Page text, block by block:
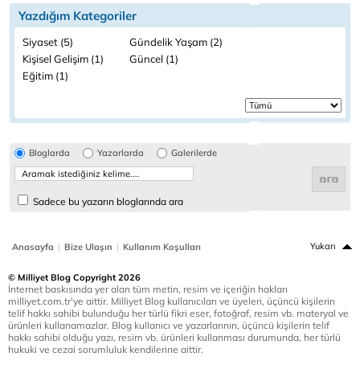
Yazdığım Kategoriler
Siyaset (5)
Gündelik Yaşam (2)
Kişisel Gelişim (1)
Güncel (1)
Eğitim (1)
Bloglarda Yazarlarda Galerilerde
Sadece bu yazarın bloglarında ara
Anasayfa | Bize Ulaşın | Kullanım Koşulları Yukarı
© Milliyet Blog Copyright 2026
İnternet baskısında yer alan tüm metin, resim ve içeriğin hakları
milliyet.com.tr'ye aittir. Milliyet Blog kullanıcıları ve üyeleri, üçüncü kişilerin
telif hakkı sahibi bulunduğu her türlü fikri eser, fotoğraf, resim vb. materyal ve
ürünleri kullanamazlar. Blog kullanıcı ve yazarlarının, üçüncü kişilerin telif
hakkı sahibi olduğu yazı, resim vb. ürünleri kullanması durumunda, her türlü
hukuki ve cezai sorumluluk kendilerine aittir.